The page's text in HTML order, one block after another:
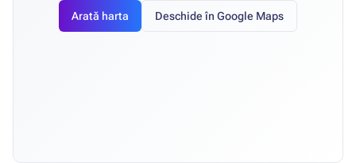
Arată harta
Deschide în Google Maps